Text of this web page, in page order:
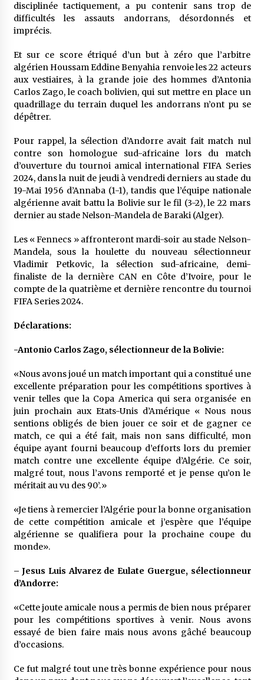
informel
2 semaines ago
fabriquée localement : Une équipe d’étudiants
algériens participe à une compétition
internationale
3 semaines ago
Université Alger 3 : Lancement d’un master à
cursus intégré à la licence en communication
disciplinée tactiquement, a pu contenir sans trop de
difficultés les assauts andorrans, désordonnés et
imprécis.
Et sur ce score étriqué d’un but à zéro que l’arbitre
algérien Houssam Eddine Benyahia renvoie les 22 acteurs
aux vestiaires, à la grande joie des hommes d’Antonia
Carlos Zago, le coach bolivien, qui sut mettre en place un
quadrillage du terrain duquel les andorrans n’ont pu se
dépêtrer.
Pour rappel, la sélection d’Andorre avait fait match nul
contre son homologue sud-africaine lors du match
d’ouverture du tournoi amical international FIFA Series
2024, dans la nuit de jeudi à vendredi derniers au stade du
19-Mai 1956 d’Annaba (1-1), tandis que l’équipe nationale
algérienne avait battu la Bolivie sur le fil (3-2), le 22 mars
dernier au stade Nelson-Mandela de Baraki (Alger).
Les « Fennecs » affronteront mardi-soir au stade Nelson-
Mandela, sous la houlette du nouveau sélectionneur
Vladimir Petkovic, la sélection sud-africaine, demi-
finaliste de la dernière CAN en Côte d’Ivoire, pour le
compte de la quatrième et dernière rencontre du tournoi
FIFA Series 2024.
Déclarations:
-Antonio Carlos Zago, sélectionneur de la Bolivie:
«Nous avons joué un match important qui a constitué une
excellente préparation pour les compétitions sportives à
venir telles que la Copa America qui sera organisée en
juin prochain aux Etats-Unis d’Amérique « Nous nous
sentions obligés de bien jouer ce soir et de gagner ce
match, ce qui a été fait, mais non sans difficulté, mon
équipe ayant fourni beaucoup d’efforts lors du premier
match contre une excellente équipe d’Algérie. Ce soir,
malgré tout, nous l’avons remporté et je pense qu’on le
méritait au vu des 90’.»
«Je tiens à remercier l’Algérie pour la bonne organisation
de cette compétition amicale et j’espère que l’équipe
algérienne se qualifiera pour la prochaine coupe du
monde».
– Jesus Luis Alvarez de Eulate Guergue, sélectionneur
d’Andorre:
«Cette joute amicale nous a permis de bien nous préparer
pour les compétitions sportives à venir. Nous avons
essayé de bien faire mais nous avons gâché beaucoup
d’occasions.
Ce fut malgré tout une très bonne expérience pour nous